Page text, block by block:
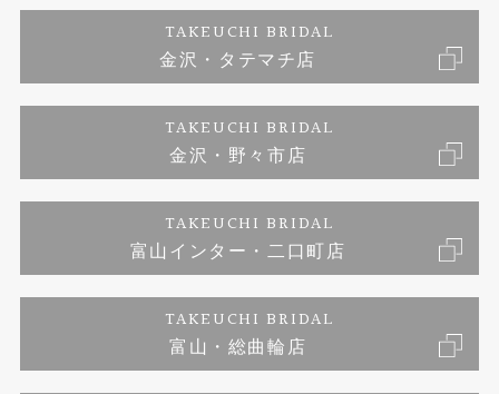
婚約ネックレス
ダイヤモンド
ジュエリーリフォーム
プロポーズサポート
ブランドリスト
福井指輪工房｜手作りペアリング
福井指輪工房｜手作り結婚指輪 and 婚約指輪
福井工房｜手作り婚約指輪プロポーズプラン
お客様の声
プライバシーポリシー
TAKEUCHI BRIDAL
金沢・タテマチ店
TAKEUCHI BRIDAL
金沢・野々市店
TAKEUCHI BRIDAL
富山インター・二口町店
TAKEUCHI BRIDAL
富山・総曲輪店